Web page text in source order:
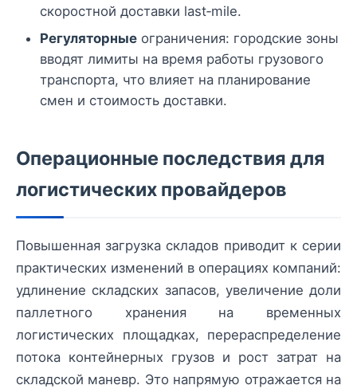
скоростной доставки last‑mile.
Регуляторные ограничения: городские зоны
вводят лимиты на время работы грузового
транспорта, что влияет на планирование
смен и стоимость доставки.
Операционные последствия для
логистических провайдеров
Повышенная загрузка складов приводит к серии
практических изменений в операциях компаний:
удлинение складских запасов, увеличение доли
паллетного хранения на временных
логистических площадках, перераспределение
потока контейнерных грузов и рост затрат на
складской маневр. Это напрямую отражается на